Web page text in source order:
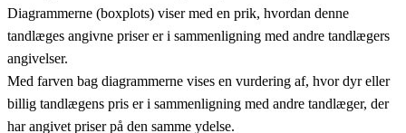
Diagrammerne (boxplots) viser med en prik, hvordan denne
tandlæges angivne priser er i sammenligning med andre tandlægers
angivelser.
Med farven bag diagrammerne vises en vurdering af, hvor dyr eller
billig tandlægens pris er i sammenligning med andre tandlæger, der
har angivet priser på den samme ydelse.